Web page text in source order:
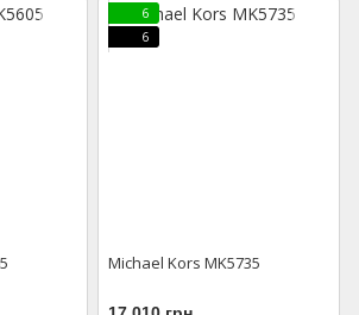
6
6
Michael Kors MK5735